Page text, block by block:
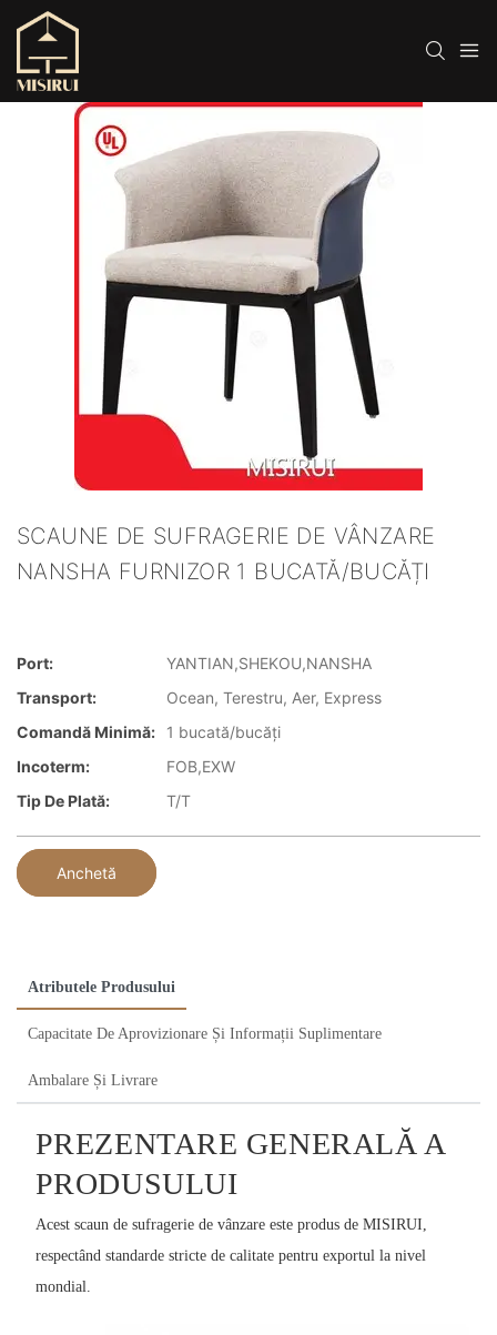
SCAUNE DE SUFRAGERIE DE VÂNZARE
NANSHA FURNIZOR 1 BUCATĂ/BUCĂȚI
Port:
YANTIAN,SHEKOU,NANSHA
Transport:
Ocean, Terestru, Aer, Express
Comandă Minimă:
1 bucată/bucăți
Incoterm:
FOB,EXW
Tip De Plată:
T/T
Anchetă
Atributele Produsului
Capacitate De Aprovizionare Și Informații Suplimentare
Ambalare Și Livrare
PREZENTARE GENERALĂ A
PRODUSULUI
Acest scaun de sufragerie de vânzare este produs de MISIRUI,
respectând standarde stricte de calitate pentru exportul la nivel
mondial.